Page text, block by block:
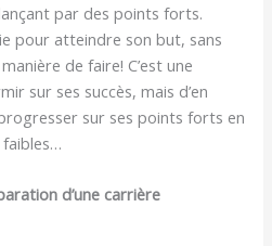
par des points forts.
pour atteindre son but, sans
de faire! C’est une
sur ses succès, mais d’en
sur ses points forts en
d’une carrière